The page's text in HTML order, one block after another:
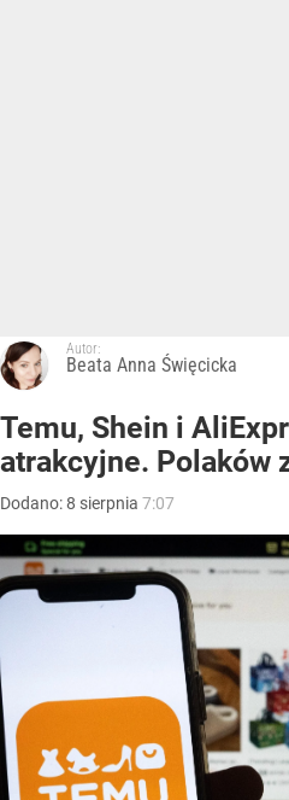
Autor:
Beata Anna Święcicka
Temu, Shein i
atrakcyjne. Polaków
Dodano:8 sierpnia 7:07